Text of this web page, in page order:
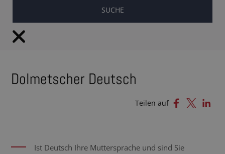
Dolmetscher Deutsch
Teilen auf
Ist Deutsch Ihre Muttersprache und sind Sie